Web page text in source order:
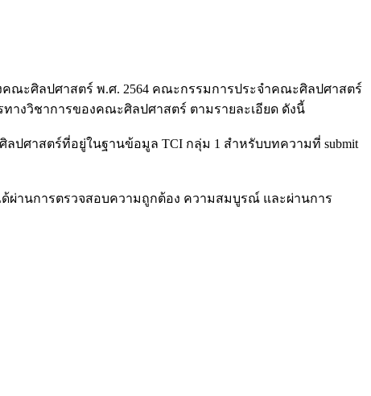
ณะศิลปศาสตร์ พ.ศ. 2564 คณะกรรมการประจำคณะศิลปศาสตร์
างวิชาการของคณะศิลปศาสตร์ ตามรายละเอียด ดังนี้
ปศาสตร์ที่อยู่ในฐานข้อมูล TCI กลุ่ม 1 สำหรับบทความที่ submit
ผ่านการตรวจสอบความถูกต้อง ความสมบูรณ์ และผ่านการ